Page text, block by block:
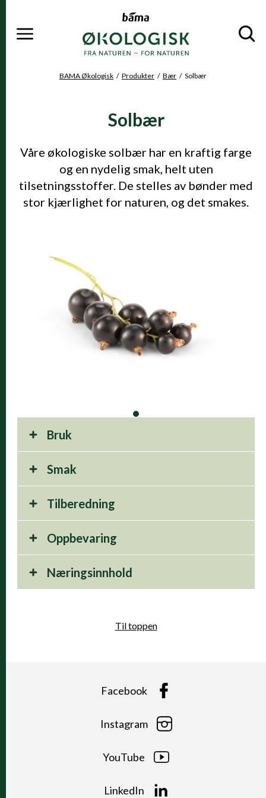
Du er her
BAMA Økologisk Produkter Bær Solbær
Solbær
Våre økologiske solbær har en kraftig farge
og en nydelig smak, helt uten
tilsetningsstoffer. De stelles av bønder med
stor kjærlighet for naturen, og det smakes.
Bruk
Smak
Tilberedning
Oppbevaring
Næringsinnhold
Til toppen
Facebook
Instagram
YouTube
LinkedIn